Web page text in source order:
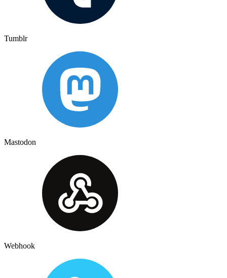
Tumblr
Mastodon
Webhook